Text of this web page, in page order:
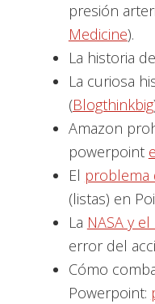
presión
Medicine).
La historia
La curiosa
(Blogthinkbig
Amazon
powerpoint
El
(listas) en
La NASA y
error del
Cómo
Powerpoint: